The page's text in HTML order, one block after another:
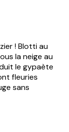
! Blotti au
la neige au
le gypaète
fleuries
sans